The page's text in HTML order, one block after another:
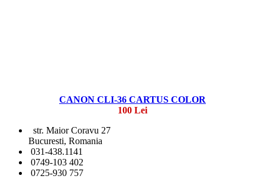
CANON CLI-36 CARTUS COLOR
100 Lei
str. Maior Coravu 27
Bucuresti, Romania
031-438.1141
0749-103 402
0725-930 757